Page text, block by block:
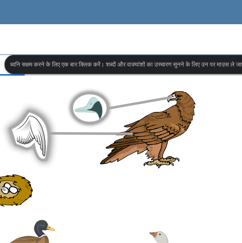
ध्वनि सक्षम करने के लिए एक बार क्लिक करें। शब्दों और वाक्यांशों का उच्चारण सुनने के लिए उन पर माउस ले